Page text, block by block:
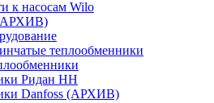
к насосам Wilo
теплообменники
Ридан НН
Danfoss (АРХИВ)